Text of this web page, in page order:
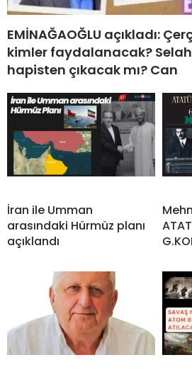
EMİNAĞAOĞLU açıkladı:
kimler faydalanacak?
hapisten çıkacak mı? Can
İran ile Umman
arasındaki Hürmüz planı
açıklandı